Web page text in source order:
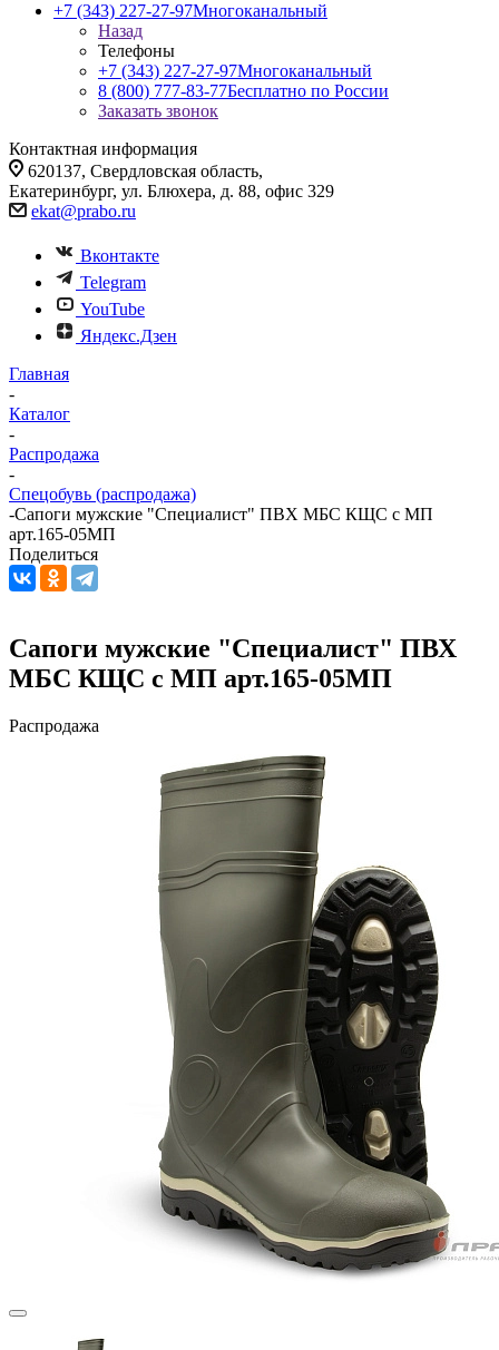
+7 (343) 227-27-97Многоканальный
Назад
Телефоны
+7 (343) 227-27-97Многоканальный
8 (800) 777-83-77Бесплатно по России
Заказать звонок
Контактная информация
620137, Свердловская область,
Екатеринбург, ул. Блюхера, д. 88, офис 329
ekat@prabo.ru
Вконтакте
Telegram
YouTube
Яндекс.Дзен
Главная
-
Каталог
-
Распродажа
-
Спецобувь (распродажа)
-Сапоги мужские "Специалист" ПВХ МБС КЩС с МП
арт.165-05МП
Поделиться
Сапоги мужские "Специалист" ПВХ
МБС КЩС с МП арт.165-05МП
Распродажа